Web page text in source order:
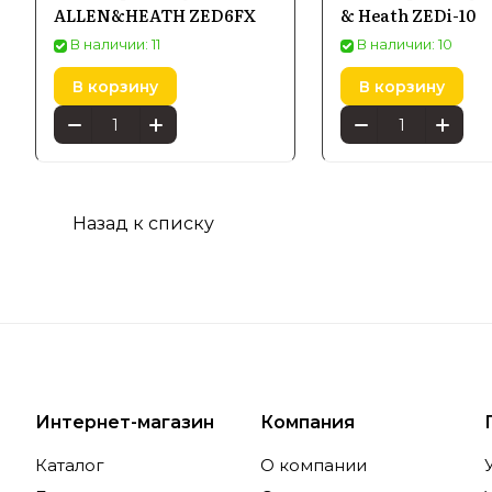
в любых
ALLEN&HEATH ZED6FX
В наличии: 11
В корзину
& Heath ZEDi-10
В наличии: 10
В корзину
Назад к списку
Интернет-магазин
Каталог
Компания
О компании